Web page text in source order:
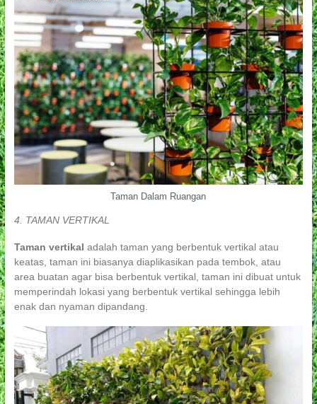
Taman Dalam Ruangan
4. TAMAN VERTIKAL
Taman vertikal adalah taman yang berbentuk vertikal atau
keatas, taman ini biasanya diaplikasikan pada tembok, atau
area buatan agar bisa berbentuk vertikal, taman ini dibuat untuk
memperindah lokasi yang berbentuk vertikal sehingga lebih
enak dan nyaman dipandang.